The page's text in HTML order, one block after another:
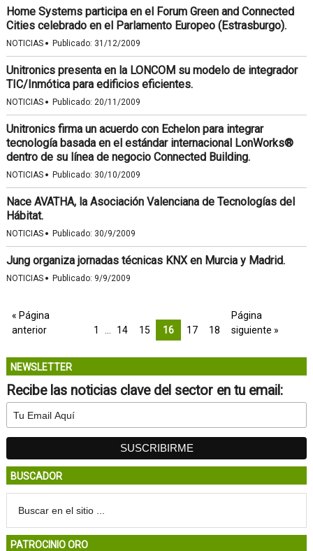
Home Systems participa en el Forum Green and Connected
Cities celebrado en el Parlamento Europeo (Estrasburgo).
NOTICIAS · Publicado: 31/12/2009
Unitronics presenta en la LONCOM su modelo de integrador
TIC/Inmótica para edificios eficientes.
NOTICIAS · Publicado: 20/11/2009
Unitronics firma un acuerdo con Echelon para integrar
tecnología basada en el estándar internacional LonWorks®
dentro de su línea de negocio Connected Building.
NOTICIAS · Publicado: 30/10/2009
Nace AVATHA, la Asociación Valenciana de Tecnologías del
Hábitat.
NOTICIAS · Publicado: 30/9/2009
Jung organiza jornadas técnicas KNX en Murcia y Madrid.
NOTICIAS · Publicado: 9/9/2009
« Página
anterior
1 14 15 16 17 18
Página
siguiente »
NEWSLETTER
Recibe las noticias clave del sector en tu email:
BUSCADOR
PATROCINIO ORO